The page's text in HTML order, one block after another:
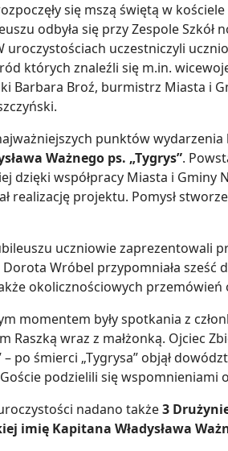
się mszą świętą w
odbyła się przy Zespole Szkół
uroczystościach uczestniczyli
których znaleźli się m.in.
Barbara Broź, burmistrz Miasta i
punktów wydarzenia
Ważnego ps. „Tygrys”.
dzięki współpracy Miasta i
realizację projektu. Pomysł
uczniowie zaprezentowali
Wróbel przypomniała sześć
okolicznościowych
momentem były spotkania z
Raszką wraz z małżonką. Ojciec
– po śmierci „Tygrysa” objął
podzielili się
nadano także3
imię Kapitana Władysława